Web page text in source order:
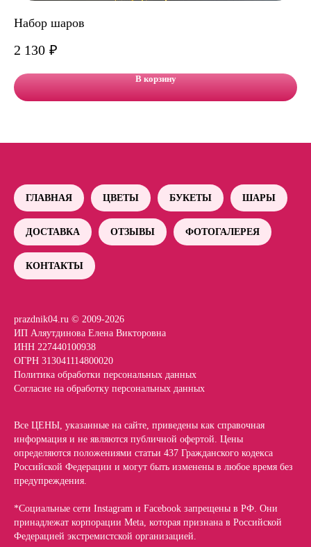
Набор шаров
2 130 ₽
В корзину
ГЛАВНАЯ ЦВЕТЫ БУКЕТЫ ШАРЫ
ДОСТАВКА ОТЗЫВЫ ФОТОГАЛЕРЕЯ
КОНТАКТЫ
prazdnik04.ru © 2009-2026
ИП Аляутдинова Елена Викторовна
ИНН 227440100938
ОГРН 313041114800020
Политика обработки персональных данных
Согласие на обработку персональных данных
Все ЦЕНЫ, указанные на сайте, приведены как справочная
информация и не являются публичной офертой. Цены
определяются положениями статьи 437 Гражданского кодекса
Российской Федерации и могут быть изменены в любое время без
предупреждения.
*Социальные сети Instagram и Facebook запрещены в РФ. Они
принадлежат корпорации Meta, которая признана в Российской
Федерацией экстремистской организацией.